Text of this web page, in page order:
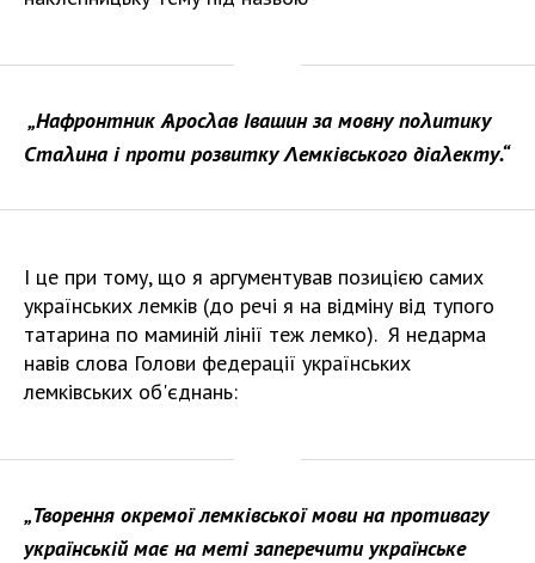
„Нафронтник Ѧросλав Івашин за мовну поλитику
Стаλина і проти розвитку Λемківського діаλекту.“
І це при тому, що я аргументував позицією самих
українських лемків (до речі я на відміну від тупого
татарина по маминій лінії теж лемко). Я недарма
навів слова Голови федерації українських
лемківських об'єднань:
„Творення окремої лемківської мови на противагу
українській має на меті заперечити українське